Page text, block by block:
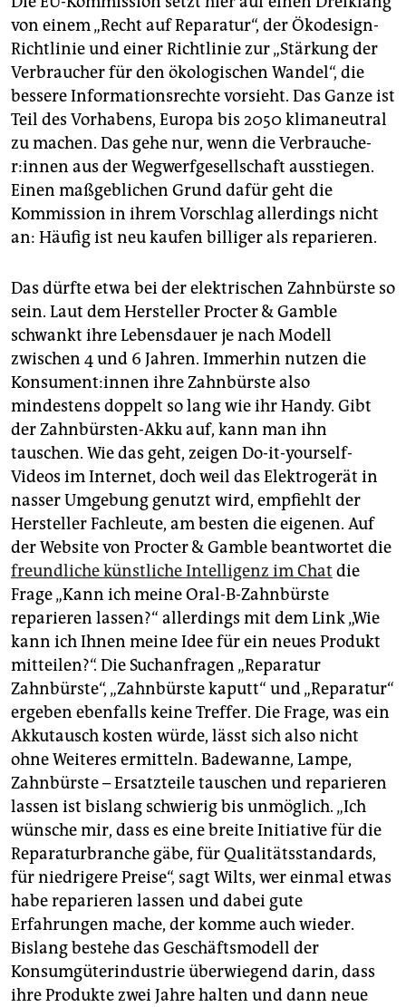
von einem „Recht auf Reparatur“, der Ökodesign-
Richtlinie und einer Richtlinie zur „Stärkung der
Verbraucher für den ökologischen Wandel“, die
bessere Informationsrechte vorsieht. Das Ganze ist
Teil des Vorhabens, Europa bis 2050 klimaneutral
zu machen. Das gehe nur, wenn die Ver­brau­che­
r:in­nen aus der Wegwerfgesellschaft ausstiegen.
Einen maßgeblichen Grund dafür geht die
Kommission in ihrem Vorschlag allerdings nicht
an: Häufig ist neu kaufen billiger als reparieren.
Das dürfte etwa bei der elektrischen Zahnbürste so
sein. Laut dem Hersteller Procter & Gamble
schwankt ihre Lebensdauer je nach Modell
zwischen 4 und 6 Jahren. Immerhin nutzen die
Kon­su­men­t:in­nen ihre Zahnbürste also
mindestens doppelt so lang wie ihr Handy. Gibt
der Zahnbürsten-Akku auf, kann man ihn
tauschen. Wie das geht, zeigen Do-it-yourself-
Videos im Internet, doch weil das Elektrogerät in
nasser Umgebung genutzt wird, empfiehlt der
Hersteller Fachleute, am besten die eigenen. Auf
der Website von Procter & Gamble beantwortet die
freundliche künstliche Intelligenz im Chat die
Frage „Kann ich meine Oral-B-Zahnbürste
reparieren lassen?“ allerdings mit dem Link „Wie
kann ich Ihnen meine Idee für ein neues Produkt
mitteilen?“. Die Such­anfragen „Reparatur
Zahnbürste“, „Zahnbürste kaputt“ und „Reparatur“
ergeben ebenfalls keine Treffer. Die Frage, was ein
Akkutausch kosten würde, lässt sich also nicht
ohne Weiteres ermitteln. Badewanne, Lampe,
Zahnbürste – Ersatzteile tauschen und reparieren
lassen ist bislang schwierig bis unmöglich. „Ich
wünsche mir, dass es eine breite Initiative für die
Reparaturbranche gäbe, für Qualitätsstandards,
für niedrigere Preise“, sagt Wilts, wer einmal etwas
habe reparieren lassen und dabei gute
Erfahrungen mache, der komme auch wieder.
Bislang bestehe das Geschäftsmodell der
Konsumgüterindustrie überwiegend darin, dass
ihre Produkte zwei Jahre halten und dann neue